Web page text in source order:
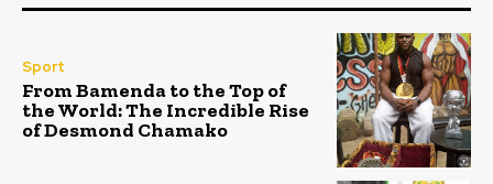
Sport
From Bamenda to the Top of
the World: The Incredible Rise
of Desmond Chamako